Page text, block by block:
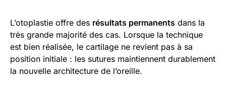
L’otoplastie offre des résultats permanents dans la
très grande majorité des cas. Lorsque la technique
est bien réalisée, le cartilage ne revient pas à sa
position initiale : les sutures maintiennent durablement
la nouvelle architecture de l’oreille.